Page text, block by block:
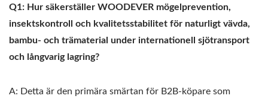
Q1: Hur säkerställer WOODEVER mögelprevention,
insektskontroll och kvalitetsstabilitet för naturligt vävda,
bambu- och trämaterial under internationell sjötransport
och långvarig lagring?
A: Detta är den primära smärtan för B2B-köpare som